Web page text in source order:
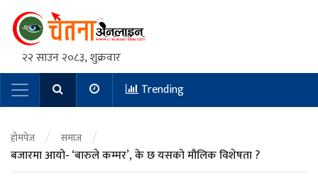
२२ साउन २०८३, शुक्रवार
Main NavigationTrending
होमपेज / समाज /
बजारमा आयो- ‘बारुले कम्मर’, के छ यसको मौलिक विशेषता ?